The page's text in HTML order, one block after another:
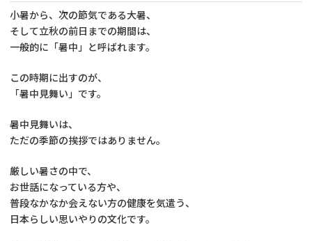
小暑から、次の節気である大暑、
そして立秋の前日までの期間は、
一般的に「暑中」と呼ばれます。
この時期に出すのが、
「暑中見舞い」です。
暑中見舞いは、
ただの季節の挨拶ではありません。
厳しい暑さの中で、
お世話になっている方や、
普段なかなか会えない方の健康を気遣う、
日本らしい思いやりの文化です。